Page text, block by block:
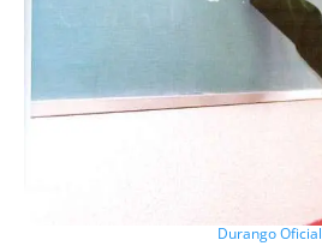
Durango Oficial